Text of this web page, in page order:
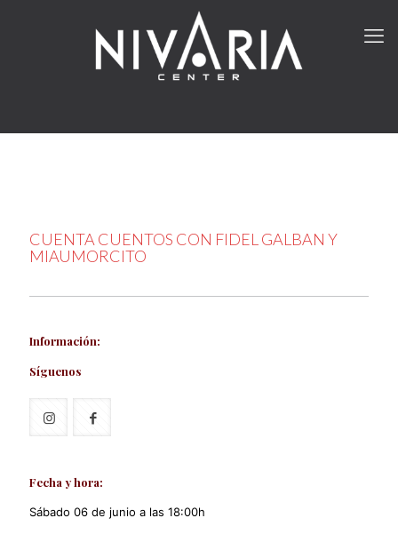
CUENTA CUENTOS CON FIDEL GALBAN Y
MIAUMORCITO
Información:
Síguenos
Fecha y hora:
Sábado 06 de junio a las 18:00h